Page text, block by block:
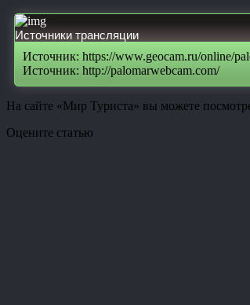
Источники трансляции
Источник: https://www.geocam.ru/online/
Источник: http://palomarwebcam.com/
На сайте «Мир Туриста» вы можете
Оцените статью